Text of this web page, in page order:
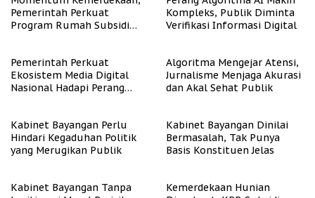
Pemerintah Perkuat
Program Rumah Subsidi
Kompleks, Publik Diminta
Verifikasi Informasi Digital
Pemerintah Perkuat
Ekosistem Media Digital
Nasional Hadapi Perang
Algoritma Mengejar Atensi,
Jurnalisme Menjaga Akurasi
dan Akal Sehat Publik
Kabinet Bayangan Perlu
Hindari Kegaduhan Politik
yang Merugikan Publik
Kabinet Bayangan Dinilai
Bermasalah, Tak Punya
Basis Konstituen Jelas
Kabinet Bayangan Tanpa
Kemerdekaan Hunian